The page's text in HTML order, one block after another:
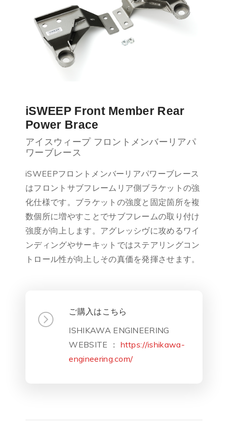
iSWEEP Front Member Rear
Power Brace
アイスウィープ フロントメンバーリアパ
ワーブレース
iSWEEPフロントメンバーリアパワーブレース
はフロントサブフレームリア側ブラケットの強
化仕様です。ブラケットの強度と固定箇所を複
数個所に増やすことでサブフレームの取り付け
強度が向上します。アグレッシヴに攻めるワイ
ンディングやサーキットではステアリングコン
トロール性が向上しその真価を発揮させます。
ご購入はこちら
ISHIKAWA ENGINEERING
WEBSITE ： https://ishikawa-
engineering.com/